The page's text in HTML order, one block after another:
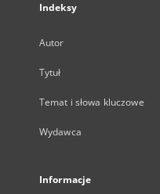
Indeksy
Autor
Tytuł
Temat i słowa kluczowe
Wydawca
Informacje